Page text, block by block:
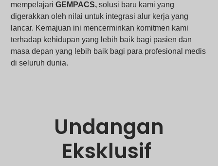
mempelajariGEMPACS, solusi baru kami yang
digerakkan oleh nilai untuk integrasi alur kerja yang
lancar. Kemajuan ini mencerminkan komitmen kami
terhadap kehidupan yang lebih baik bagi pasien dan
masa depan yang lebih baik bagi para profesional medis
di seluruh dunia.
Undangan
Eksklusif